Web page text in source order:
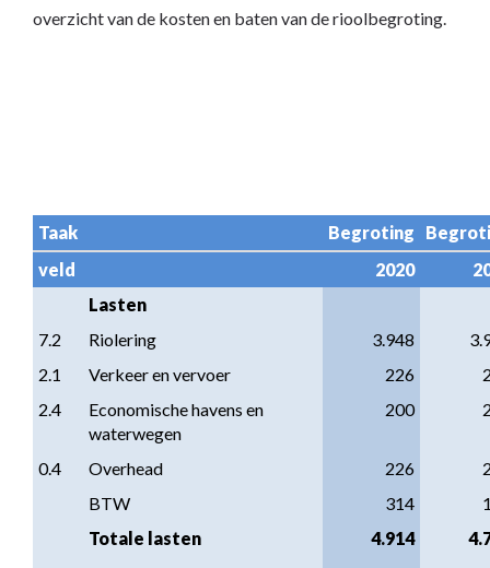
overzicht van de kosten en baten van de rioolbegroting.
Taak Begroting
veld
2020
Lasten
7.2
Riolering 3.948
2.1
Verkeer en vervoer 226
2.4
Economische havens en
waterwegen
200
0.4 Overhead 226
BTW
314
Totale lasten
4.914